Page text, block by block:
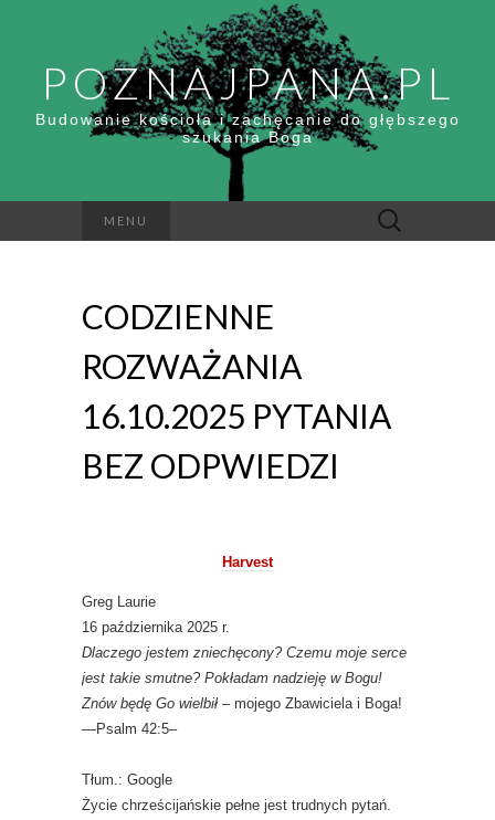
POZNAJPANA.PL
Budowanie kościoła i zachęcanie do głębszego
szukania Boga
MENU Szukaj:
CODZIENNE
ROZWAŻANIA
16.10.2025 PYTANIA
BEZ ODPWIEDZI
Harvest
Greg Laurie
16 października 2025 r.
Dlaczego jestem zniechęcony? Czemu moje serce
jest takie smutne? Pokładam nadzieję w Bogu!
Znów będę Go wielbił – mojego Zbawiciela i Boga!
—Psalm 42:5–
Tłum.: Google
Życie chrześcijańskie pełne jest trudnych pytań.